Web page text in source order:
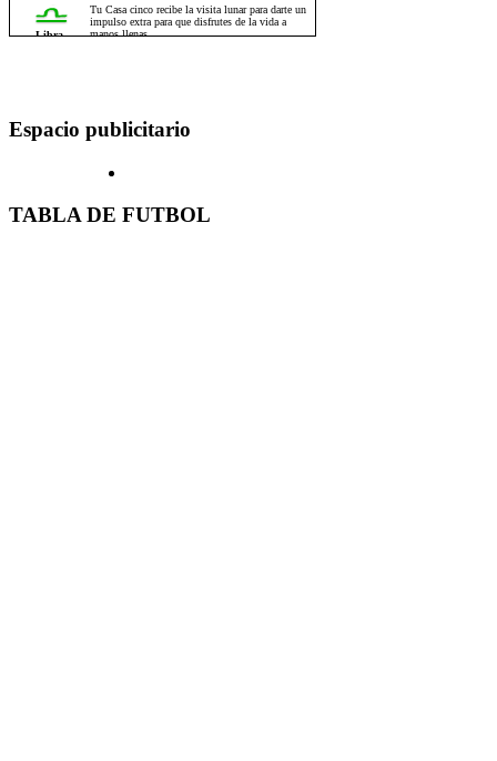
Espacio publicitario
TABLA DE FUTBOL